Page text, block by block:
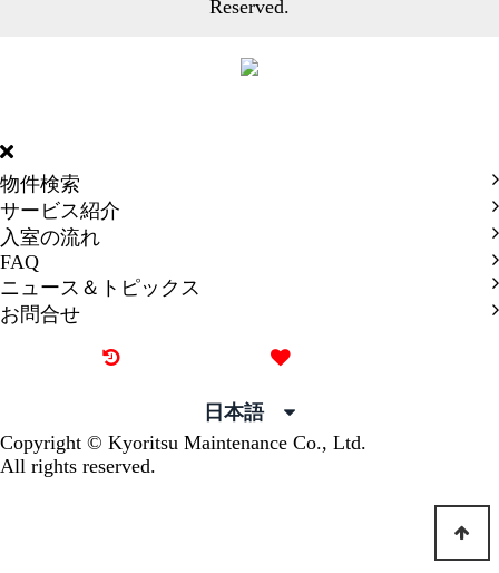
Reserved.
物件検索
サービス紹介
入室の流れ
FAQ
ニュース＆トピックス
お問合せ
日本語
Copyright © Kyoritsu Maintenance Co., Ltd.
All rights reserved.